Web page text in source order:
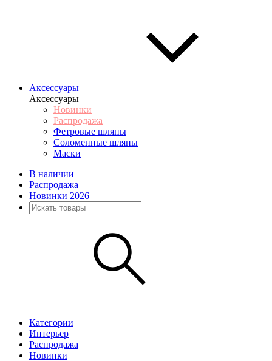
Аксессуары
Аксессуары
Новинки
Распродажа
Фетровые шляпы
Соломенные шляпы
Маски
В наличии
Распродажа
Новинки 2026
Категории
Интерьер
Распродажа
Новинки